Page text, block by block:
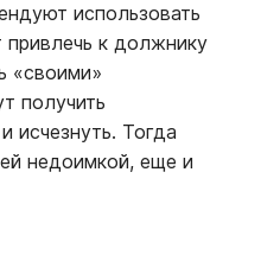
использовать
к должнику
«своими»
получить
исчезнуть. Тогда
недоимкой, еще и